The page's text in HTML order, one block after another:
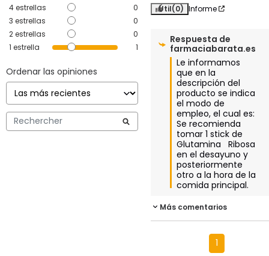
4estrellas
0
3 estrellas
0
2estrellas
0
1 estrella 1
Ordenar las opiniones
Útil(0) Informe
Respuesta de
farmaciabarata.es
Le informamos
que en la
descripción del
producto se indica
el modo de
empleo, el cual es:
Se recomienda
tomar 1 stick de
Glutamina   Ribosa
en el desayuno y
posteriormente
otro a la hora de la
comida principal.
Más comentarios
1